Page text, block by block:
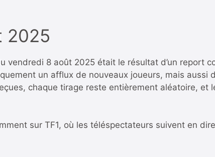
2025
vendredi 8 août 2025 était le résultat d’un report
un afflux de nouveaux joueurs, mais aussi
chaque tirage reste entièrement aléatoire, et
sur TF1, où les téléspectateurs suivent en